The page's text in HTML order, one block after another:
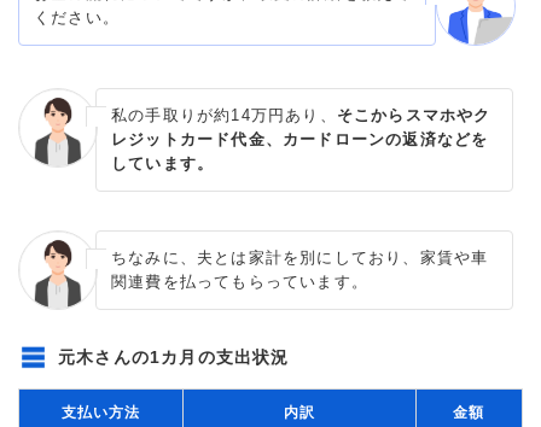
ください。
私の手取りが約14万円あり、 そこからスマホやク
レジットカード代金、カードローンの返済などを
しています。
ちなみに、夫とは家計を別にしており、家賃や車
関連費を払ってもらっています。
元木さんの1カ月の支出状況
支払い方法 内訳 金額